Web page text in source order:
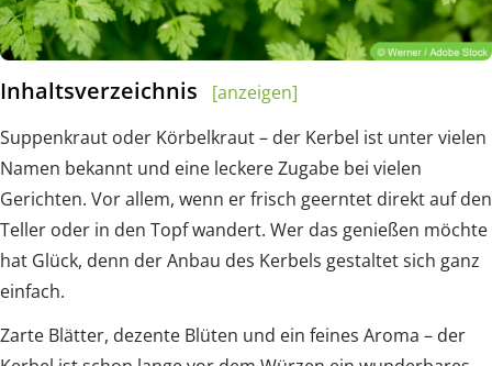
Inhaltsverzeichnis
[anzeigen]
Suppenkraut oder Körbelkraut – der Kerbel ist unter vielen
Namen bekannt und eine leckere Zugabe bei vielen
Gerichten. Vor allem, wenn er frisch geerntet direkt auf den
Teller oder in den Topf wandert. Wer das genießen möchte
hat Glück, denn der Anbau des Kerbels gestaltet sich ganz
einfach.
Zarte Blätter, dezente Blüten und ein feines Aroma – der